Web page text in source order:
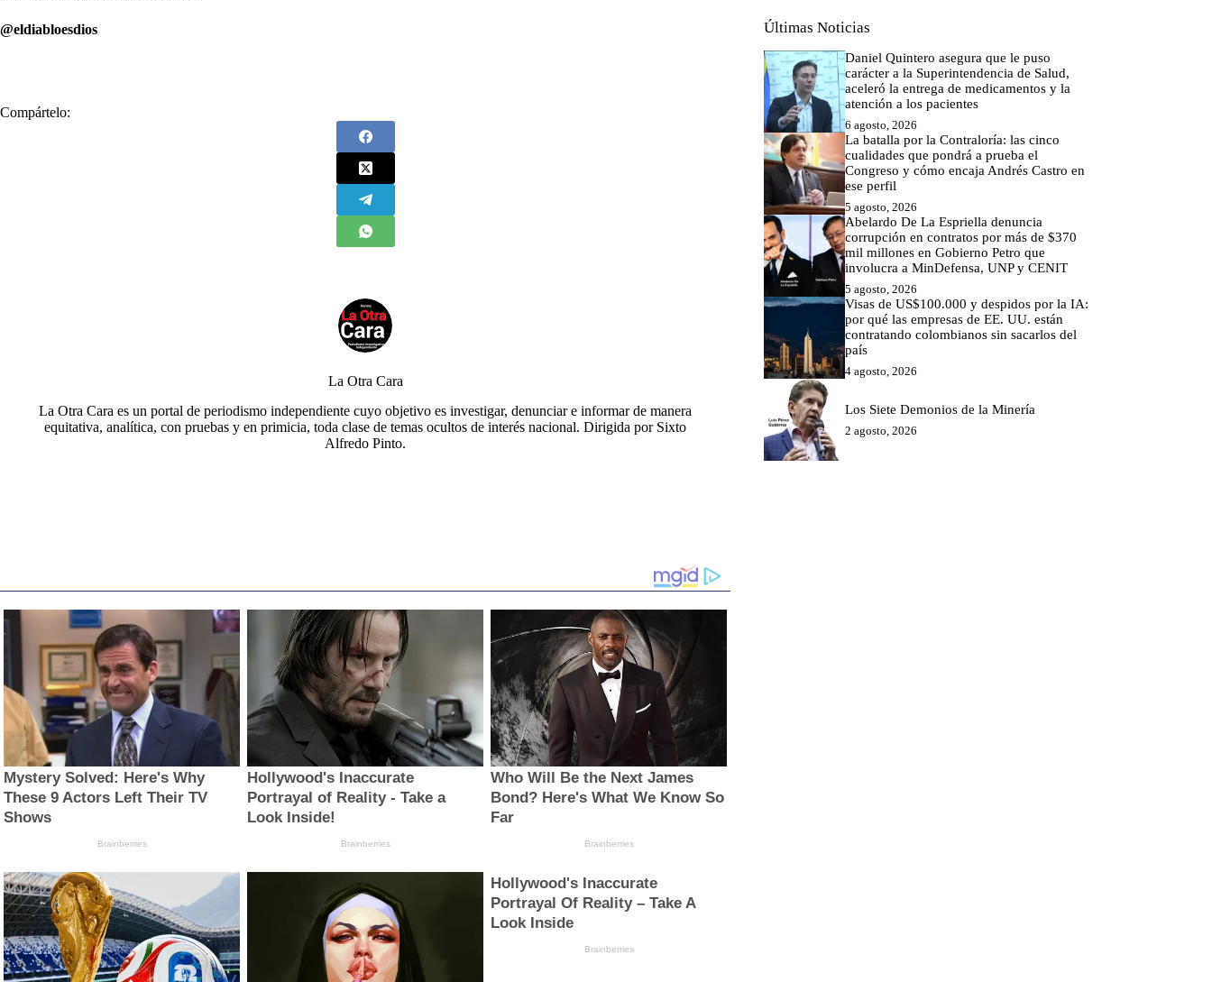
@eldiabloesdios
Compártelo:
La Otra Cara
La Otra Cara es un portal de periodismo independiente cuyo objetivo es investigar, denunciar e informar de manera
equitativa, analítica, con pruebas y en primicia, toda clase de temas ocultos de interés nacional. Dirigida por Sixto
Alfredo Pinto.
Últimas Noticias
Daniel Quintero asegura que le puso
carácter a la Superintendencia de Salud,
aceleró la entrega de medicamentos y la
atención a los pacientes
6 agosto, 2026
La batalla por la Contraloría: las cinco
cualidades que pondrá a prueba el
Congreso y cómo encaja Andrés Castro en
ese perfil
5 agosto, 2026
Abelardo De La Espriella denuncia
corrupción en contratos por más de $370
mil millones en Gobierno Petro que
involucra a MinDefensa, UNP y CENIT
5 agosto, 2026
Visas de US$100.000 y despidos por la IA:
por qué las empresas de EE. UU. están
contratando colombianos sin sacarlos del
país
4 agosto, 2026
Los Siete Demonios de la Minería
2 agosto, 2026